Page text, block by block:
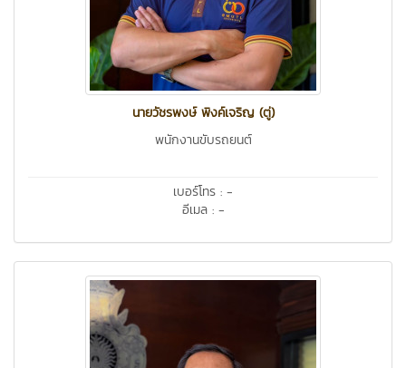
นายวัชรพงษ์ พิงค์เจริญ (ตู่)
พนักงานขับรถยนต์
เบอร์โทร : -
อีเมล : -